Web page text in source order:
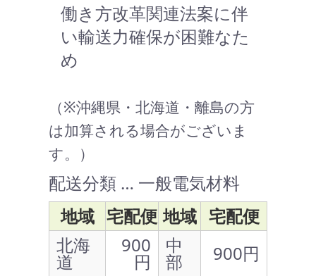
働き方改革関連法案に伴
い輸送力確保が困難なた
め
（※沖縄県・北海道・離島の方
は加算される場合がございま
す。）
配送分類 … 一般電気材料
地域 宅配便 地域 宅配便
北海
道
900
円
中
部 900円